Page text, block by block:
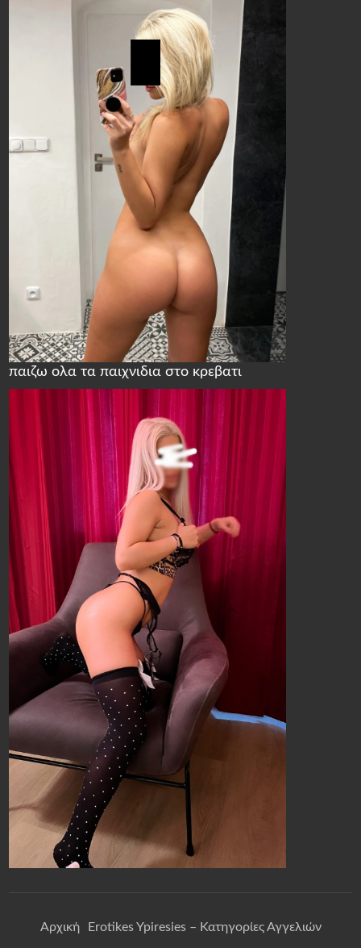
παιζω ολα τα παιχνιδια στο κρεβατι
Αρχική Erotikes Ypiresies – Κατηγορίες Αγγελιών